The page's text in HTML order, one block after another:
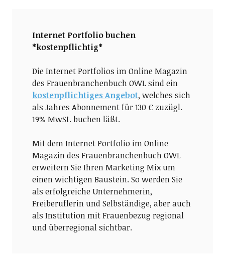
Internet Portfolio buchen
*kostenpflichtig*
Die Internet Portfolios im Online Magazin
des Frauenbranchenbuch OWL sind ein
kostenpflichtiges Angebot, welches sich
als Jahres Abonnement für 130 € zuzügl.
19% MwSt. buchen läßt.
Mit dem Internet Portfolio im Online
Magazin des Frauenbranchenbuch OWL
erweitern Sie Ihren Marketing Mix um
einen wichtigen Baustein. So werden Sie
als erfolgreiche Unternehmerin,
Freiberuflerin und Selbständige, aber auch
als Institution mit Frauenbezug regional
und überregional sichtbar.